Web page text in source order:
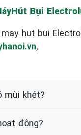
Bụi
hut bui
,
mùi khét?
động?